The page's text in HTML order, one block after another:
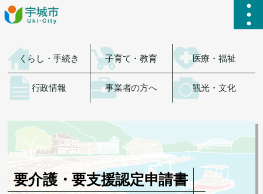
ハ
くらし・手続き 子育て・教育 医療・福祉
行政情報 事業者の方へ 観光・文化
要介護・要支援認定申請書